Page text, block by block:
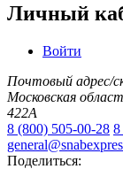
Личный
Войти
Почтовый адрес/
Московская
422А
8 (800) 505-00-28 8
Поделиться: